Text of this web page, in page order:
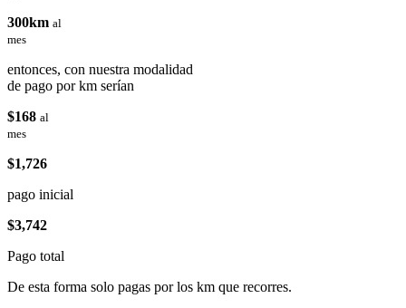
300km al
mes
entonces, con nuestra modalidad
de pago por km serían
$168 al
mes
$1,726
pago inicial
$3,742
Pago total
De esta forma solo pagas por los km que recorres.